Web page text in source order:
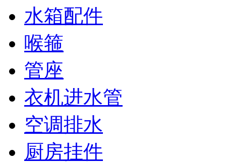
水箱配件
喉箍
管座
衣机进水管
空调排水
厨房挂件